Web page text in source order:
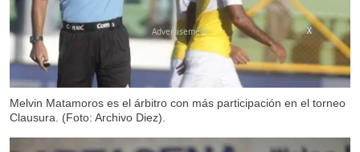
Melvin Matamoros es el árbitro con más participación en el torneo
Clausura. (Foto: Archivo Diez).
X